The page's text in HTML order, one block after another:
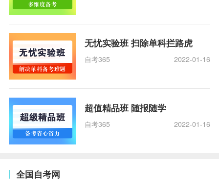
无忧实验班 扫除单科拦路虎
自考365 2022-01-16
超值精品班 随报随学
自考365 2022-01-16
全国自考网